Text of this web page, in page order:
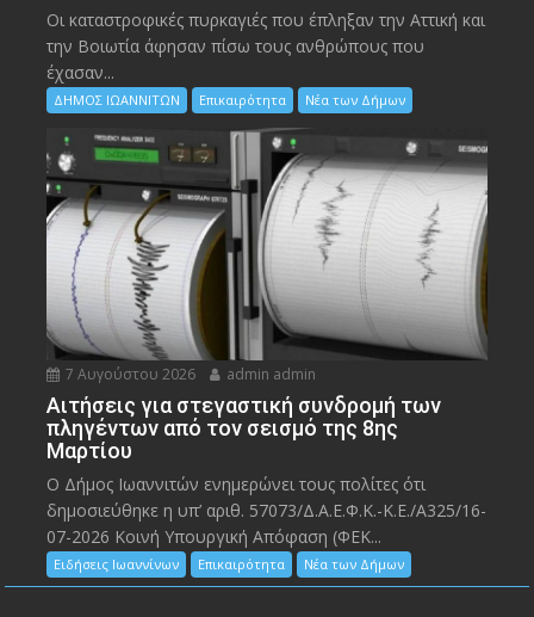
Οι καταστροφικές πυρκαγιές που έπληξαν την Αττική και
την Bοιωτία άφησαν πίσω τους ανθρώπους που
έχασαν...
ΔΗΜΟΣ ΙΩΑΝΝΙΤΩΝ Επικαιρότητα Νέα των Δήμων
7 Αυγούστου 2026 admin admin
Αιτήσεις για στεγαστική συνδρομή των
πληγέντων από τον σεισμό της 8ης
Μαρτίου
Ο Δήμος Ιωαννιτών ενημερώνει τους πολίτες ότι
δημοσιεύθηκε η υπ’ αριθ. 57073/Δ.Α.Ε.Φ.Κ.-Κ.Ε./Α325/16-
07-2026 Κοινή Υπουργική Απόφαση (ΦΕΚ...
Ειδήσεις Ιωαννίνων Επικαιρότητα Νέα των Δήμων